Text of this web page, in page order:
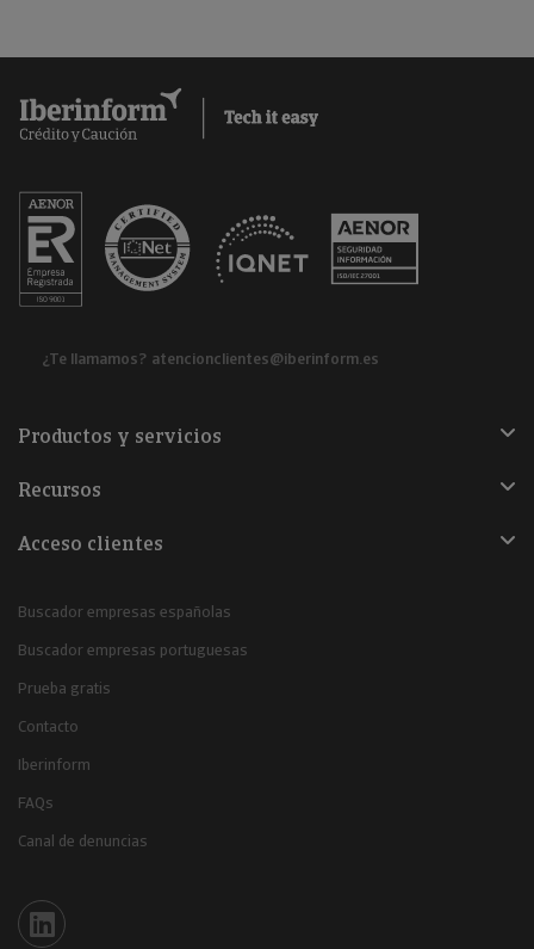
¿Te llamamos? atencionclientes@iberinform.es
Productos y servicios
Recursos
Acceso clientes
Buscador empresas españolas
Buscador empresas portuguesas
Prueba gratis
Contacto
Iberinform
FAQs
Canal de denuncias
Iberinform en Linkedin